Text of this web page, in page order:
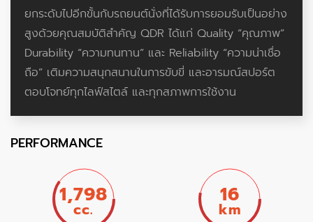
ยกระดับไปอีกขั้นกับรถยนต์นั่งที่ได้รับการยอมรับเป็นอย่าง
สูงด้วยคุณสมบัติสำคัญ QDR ได้แก่ Quality “คุณภาพ”
Durability “ความทนทาน” และ Reliability “ความน่าเชื่อ
ถือ” เติมความสนุกสนานในการขับขี่ และอารมณ์สปอร์ต
ตอบโจทย์ทุกไลฟ์สไตล์ และทุกสภาพการใช้งาน
PERFORMANCE
1,798
cc.
16
km